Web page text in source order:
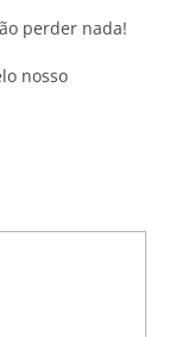
perder nada!
nosso